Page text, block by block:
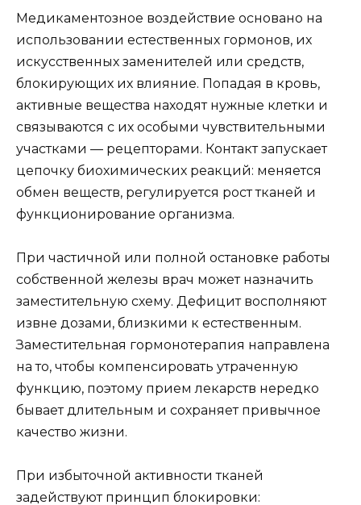
Медикаментозное воздействие основано на
использовании естественных гормонов, их
искусственных заменителей или средств,
блокирующих их влияние. Попадая в кровь,
активные вещества находят нужные клетки и
связываются с их особыми чувствительными
участками — рецепторами. Контакт запускает
цепочку биохимических реакций: меняется
обмен веществ, регулируется рост тканей и
функционирование организма.
При частичной или полной остановке работы
собственной железы врач может назначить
заместительную схему. Дефицит восполняют
извне дозами, близкими к естественным.
Заместительная гормонотерапия направлена
на то, чтобы компенсировать утраченную
функцию, поэтому прием лекарств нередко
бывает длительным и сохраняет привычное
качество жизни.
При избыточной активности тканей
задействуют принцип блокировки: